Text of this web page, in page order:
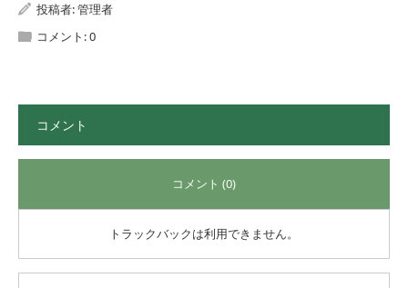
投稿者:管理者
コメント:0
コメント
コメント (0)
トラックバックは利用できません。